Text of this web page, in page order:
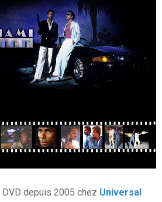
depuis 2005 chez Universal